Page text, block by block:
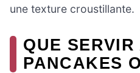
une texture croustillante.
QUE SERVIR
PANCAKES